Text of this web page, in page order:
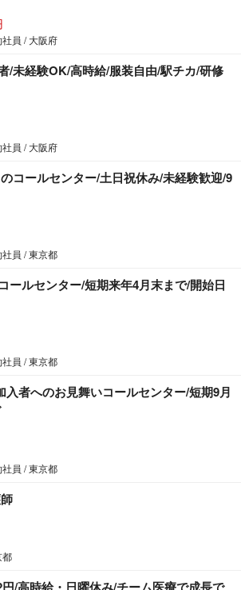
員 / 大阪府
/未経験OK/高時給/服装自由/駅チカ/研修
員 / 大阪府
コールセンター/土日祝休み/未経験歓迎/9
員 / 東京都
ールセンター/短期来年4月末まで/開始日
員 / 東京都
入者へのお見舞いコールセンター/短期9月
員 / 東京都
都